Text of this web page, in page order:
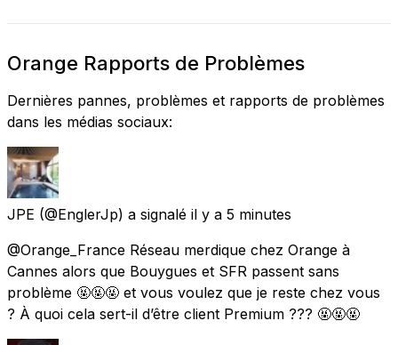
Orange Rapports de Problèmes
Dernières pannes, problèmes et rapports de problèmes
dans les médias sociaux:
JPE (@EnglerJp) a signalé il y a 5 minutes
@Orange_France Réseau merdique chez Orange à
Cannes alors que Bouygues et SFR passent sans
problème 🤬🤬🤬 et vous voulez que je reste chez vous
? À quoi cela sert-il d’être client Premium ??? 🤬🤬🤬